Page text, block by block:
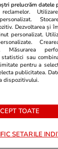
dacă
român” a
prelucrăm datele
Dezvoltarea și
personalizat.
Măsurarea
sau
pentru a
publicitatea.
dispozitivului.
TOATE
SETARILE